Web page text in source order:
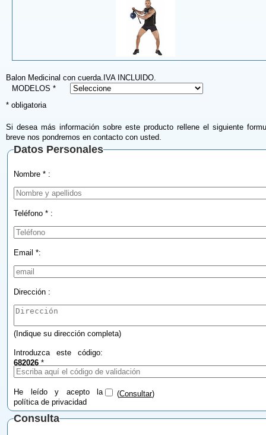
Balon Medicinal con cuerda.IVA INCLUIDO.
MODELOS *
* obligatoria
Si desea más información sobre este producto rellene el siguiente
breve nos pondremos en contacto con usted.
Datos Personales
Nombre * :
Teléfono * :
Email *:
Dirección :
(Indique su dirección completa)
Introduzca este código:
682026 *
He leído y acepto la
política de privacidad
(Consultar)
Consulta